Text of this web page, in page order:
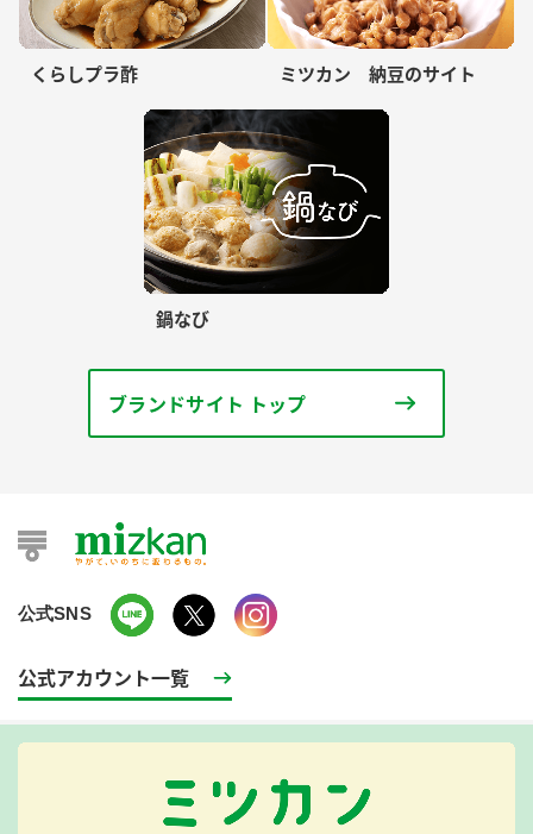
くらしプラ酢 ミツカン 納豆のサイト
鍋なび
ブランドサイト トップ
公式SNS
公式アカウント一覧